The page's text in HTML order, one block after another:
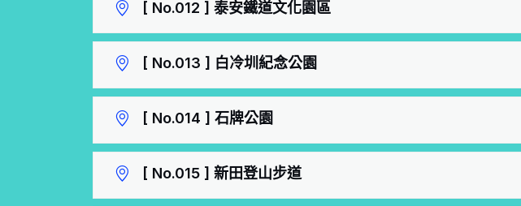
[ No.012 ] 泰安鐵道文化園區
[ No.013 ] 白冷圳紀念公園
[ No.014 ] 石牌公園
[ No.015 ] 新田登山步道